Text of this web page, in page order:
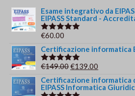
Esame integrativo da
EIPASS Standard -
Valutato
€60.00
Certificazione informatica
Valutato
€149.00Il
prezzo
originale
€139.00
prezzo
attuale
Certificazione informatica
EIPASS Informatica